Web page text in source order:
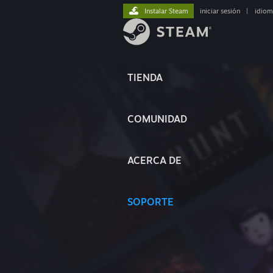
TIENDA
COMUNIDAD
ACERCA DE
SOPORTE
Instalar Steam iniciar sesión